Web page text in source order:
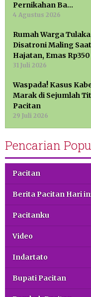
Pernikahan Ba…
4 Agustus 2026
Rumah Warga
Disatroni Maling
Hajatan, Emas
31 Juli 2026
Waspada! Kasus
Marak di Sejumlah
Pacitan
29 Juli 2026
Pencarian
Pacitan
Berita Pacitan Hari
Pacitanku
Video
Indartato
Bupati Pacitan